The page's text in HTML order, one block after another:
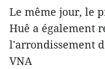
Le même jour, le
Huê a également
l'arrondissement
VNA